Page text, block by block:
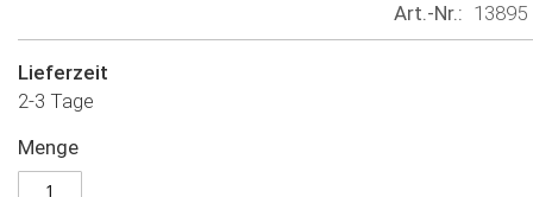
Art.-Nr.
13895
Lieferzeit
2-3 Tage
Menge